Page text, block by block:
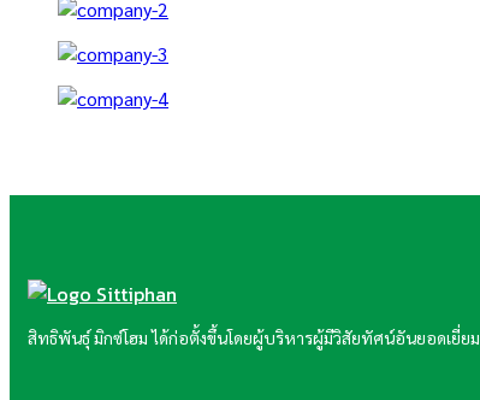
สิทธิพันธุ์ มิกซ์โฮม ได้ก่อตั้งขึ้นโดยผู้บริหารผู้มีวิสัยทัศน์อันยอดเยี่ย